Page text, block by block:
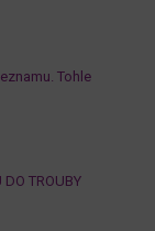
Tohle
DO TROUBY